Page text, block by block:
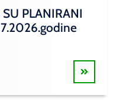
PLANIRANI